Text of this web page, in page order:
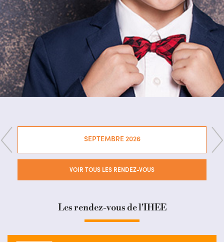
SEPTEMBRE 2026
VOIR TOUS LES RENDEZ-VOUS
Les rendez-vous de l'IHEE